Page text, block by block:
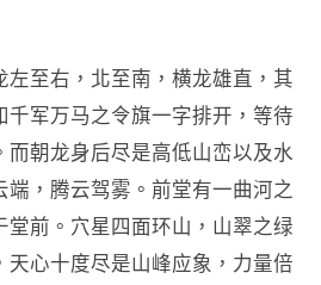
左至右，北至南，横龙雄直，其
千军万马之令旗一字排开，等待
而朝龙身后尽是高低山峦以及水
，腾云驾雾。前堂有一曲河之
堂前。穴星四面环山，山翠之绿
天心十度尽是山峰应象，力量倍